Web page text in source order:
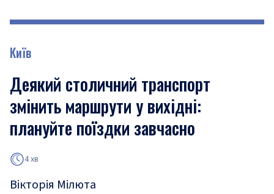
Київ
Деякий столичний транспорт
змінить маршрути у вихідні:
плануйте поїздки завчасно
4 хв
Вікторія Мілюта